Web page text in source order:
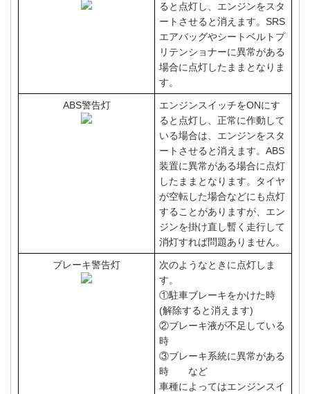
ると点灯し、エンジンをスタ
ートさせると消えます。SRS
エアバッグやシートベルトプ
リテンショナーに異常がある
場合に点灯したままとなりま
す。
ABS警告灯
エンジンスイッチをONにす
ると点灯し、正常に作動して
いる場合は、エンジンをスタ
ートさせると消えます。ABS
装置に異常がある場合に点灯
したままとなります。タイヤ
が空転した場合などにも点灯
することがありますが、エン
ジンを掛け直し暫く走行して
消灯すれば問題ありません。
ブレーキ警告灯
次のようなときに点灯しま
す。
①駐車ブレーキをかけた時
(解除すると消えます)
②ブレーキ液が不足している
時
③ブレーキ系統に異常がある
時 など
車種によってはエンジンスイ